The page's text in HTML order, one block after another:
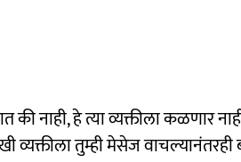
नाही, हे त्या व्यक्तीला कळणार
व्यक्तीला तुम्ही मेसेज वाचल्यानंतरही